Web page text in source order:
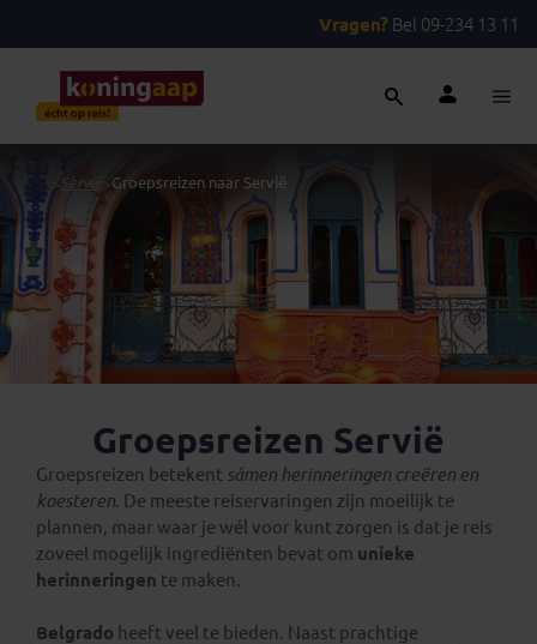
Vragen? Bel 09-234 13 11
>Servië >Groepsreizen naar Servië
Groepsreizen Servië
Groepsreizen betekent sámen herinneringen creëren en
koesteren. De meeste reiservaringen zijn moeilijk te
plannen, maar waar je wél voor kunt zorgen is dat je reis
zoveel mogelijk ingrediënten bevat om unieke
herinneringen te maken.
Belgrado heeft veel te bieden. Naast prachtige